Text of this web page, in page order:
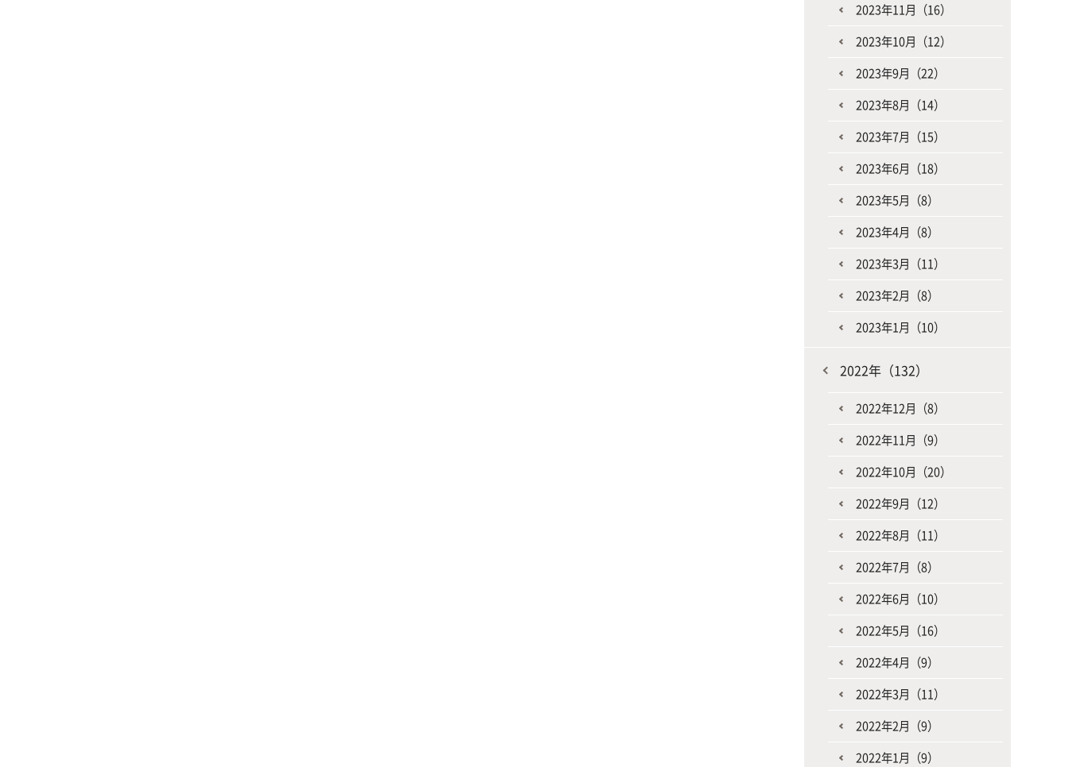
2023年11月（16）
2023年10月（12）
2023年9月（22）
2023年8月（14）
2023年7月（15）
2023年6月（18）
2023年5月（8）
2023年4月（8）
2023年3月（11）
2023年2月（8）
2023年1月（10）
2022年（132）
2022年12月（8）
2022年11月（9）
2022年10月（20）
2022年9月（12）
2022年8月（11）
2022年7月（8）
2022年6月（10）
2022年5月（16）
2022年4月（9）
2022年3月（11）
2022年2月（9）
2022年1月（9）